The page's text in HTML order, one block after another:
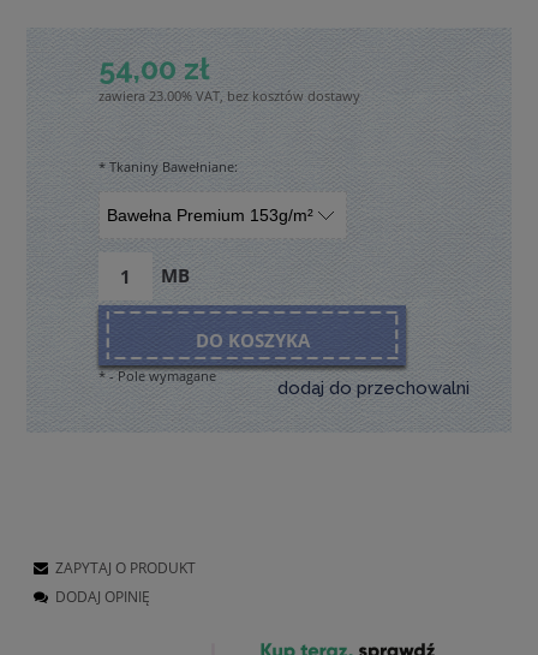
54,00 zł
zawiera 23.00% VAT, bez kosztów dostawy
* Tkaniny Bawełniane:
MB
DO KOSZYKA
dodaj do przechowalni
*- Pole wymagane
ZAPYTAJ O PRODUKT
DODAJ OPINIĘ